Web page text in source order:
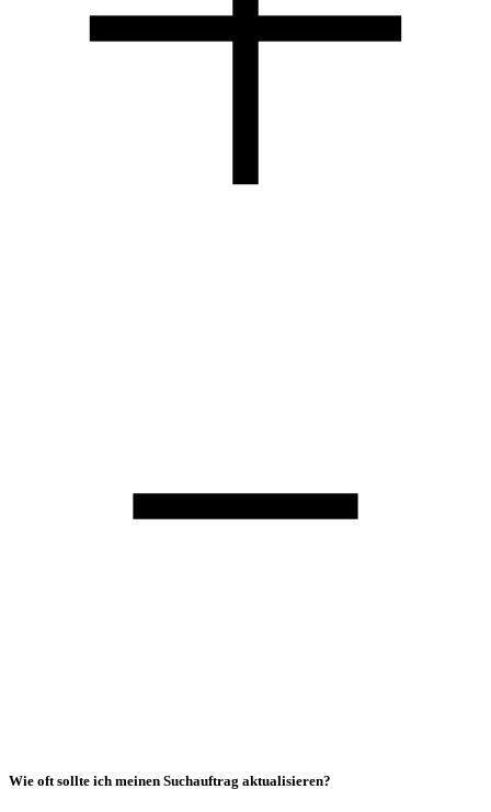
Wie oft sollte ich meinen Suchauftrag aktualisieren?